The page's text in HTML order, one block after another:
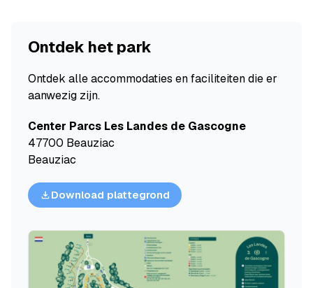
Ontdek het park
Ontdek alle accommodaties en faciliteiten die er
aanwezig zijn.
Center Parcs Les Landes de Gascogne
47700 Beauziac
Beauziac
Download plattegrond